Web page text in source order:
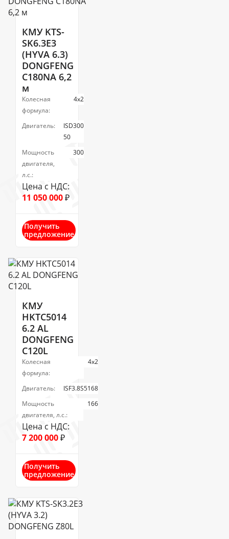
КМУ KTS-
SK6.3E3
(HYVA 6.3)
DONGFENG
C180NA 6,2
м
Колесная
формула:
4х2
Двигатель:
ISD300
50
Мощность
двигателя,
л.с.:
300
Цена с НДС:
11 050 000₽
Получить
предложение
КМУ
HKTC5014
6.2 AL
DONGFENG
C120L
Колесная
формула:
4х2
Двигатель:
ISF3.8S5168
Мощность
двигателя, л.с.:
166
Цена с НДС:
7 200 000₽
Получить
предложение